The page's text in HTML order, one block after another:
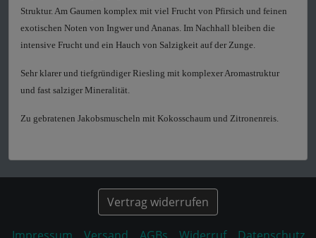
Struktur. Am Gaumen komplex mit viel Frucht von Pfirsich und feinen
exotischen Noten von Ingwer und Ananas. Im Nachhall bleiben die
intensive Frucht und ein Hauch von Salzigkeit auf der Zunge.
Sehr klarer und tiefgründiger Riesling mit komplexer Aromastruktur
und fast salziger Mineralität.
Zu gebratenen Jakobsmuscheln mit Kokosschaum und Zitronenreis.
Vertrag widerrufen